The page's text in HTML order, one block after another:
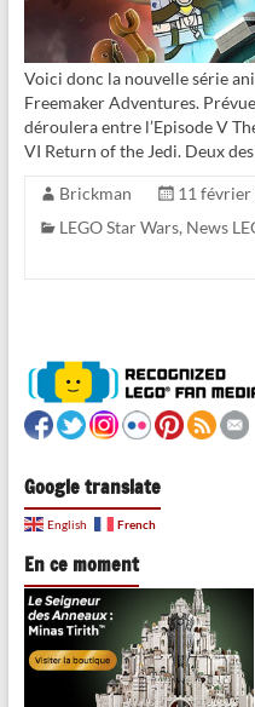
Voici donc la nouvelle série
Freemaker Adventures.
déroulera entre l’Episode V
VI Return of the Jedi. Deux
Brickman
11 février
LEGO Star Wars, News
Google translate
English French
En ce moment